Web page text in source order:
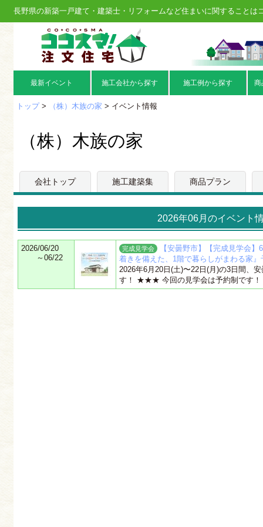
長野県の新築一戸建て・建築士・リフォームなど住まいに関することは
最新イベント 施工会社から探す 施工例から探す 商
トップ> （株）木族の家 > イベント情報
（株）木族の家
会社トップ 施工建築集 商品プラン
2026年06月のイベント
2026/06/20
～06/22
完成見学会
【安曇野市】【完成見学会
着きを備えた、1階で暮らしがまわる家』
2026年6月20日(土)〜22日(月)の3日間、
す！ ★★★ 今回の見学会は予約制です！